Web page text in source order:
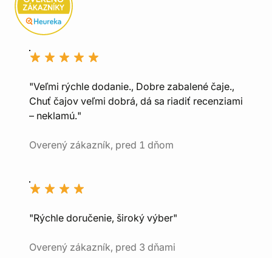
"Veľmi rýchle dodanie., Dobre zabalené čaje.,
Chuť čajov veľmi dobrá, dá sa riadiť recenziami
– neklamú."
Overený zákazník, pred 1 dňom
"Rýchle doručenie, široký výber"
Overený zákazník, pred 3 dňami